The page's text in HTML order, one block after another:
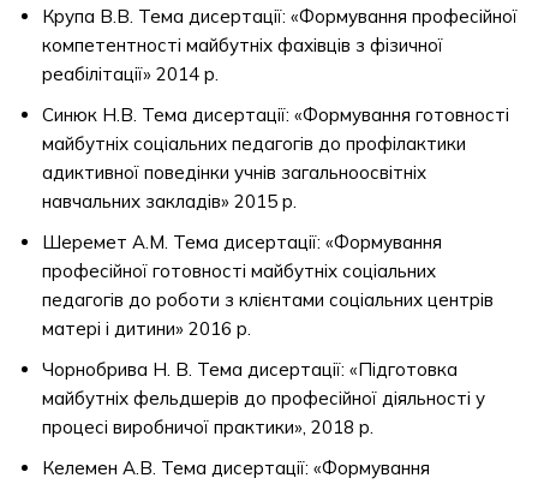
Крупа В.В. Тема дисертації: «Формування професійної
компетентності майбутніх фахівців з фізичної
реабілітації» 2014 р.
Синюк Н.В. Тема дисертації: «Формування готовності
майбутніх соціальних педагогів до профілактики
адиктивної поведінки учнів загальноосвітніх
навчальних закладів» 2015 р.
Шеремет А.М. Тема дисертації: «Формування
професійної готовності майбутніх соціальних
педагогів до роботи з клієнтами соціальних центрів
матері і дитини» 2016 р.
Чорнобрива Н. В. Тема дисертації: «Підготовка
майбутніх фельдшерів до професійної діяльності у
процесі виробничої практики», 2018 р.
Келемен А.В. Тема дисертації: «Формування